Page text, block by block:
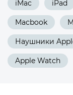
iMac iPad
Macbook
Наушники
Apple Watch